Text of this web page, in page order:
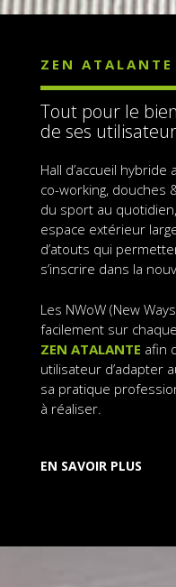
ZEN ATALANTE
Tout pour le
de ses
Hall d’accueil
co-working, douches
du sport au
espace extérieur
d’atouts qui
s’inscrire dans la
Les NWoW (New
facilement sur
ZEN ATALANTE afin
utilisateur d’adapter
sa pratique
à réaliser.
EN SAVOIR PLUS